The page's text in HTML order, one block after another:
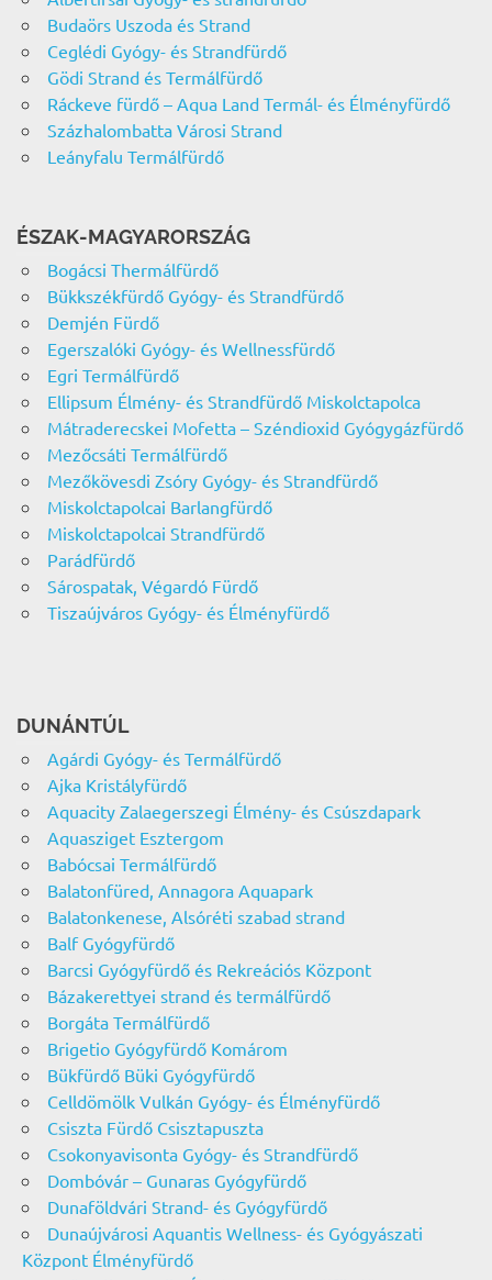
Budaörs Uszoda és Strand
Ceglédi Gyógy- és Strandfürdő
Gödi Strand és Termálfürdő
Ráckeve fürdő – Aqua Land Termál- és Élményfürdő
Százhalombatta Városi Strand
Leányfalu Termálfürdő
ÉSZAK-MAGYARORSZÁG
Bogácsi Thermálfürdő
Bükkszékfürdő Gyógy- és Strandfürdő
Demjén Fürdő
Egerszalóki Gyógy- és Wellnessfürdő
Egri Termálfürdő
Ellipsum Élmény- és Strandfürdő Miskolctapolca
Mátraderecskei Mofetta – Széndioxid Gyógygázfürdő
Mezőcsáti Termálfürdő
Mezőkövesdi Zsóry Gyógy- és Strandfürdő
Miskolctapolcai Barlangfürdő
Miskolctapolcai Strandfürdő
Parádfürdő
Sárospatak, Végardó Fürdő
Tiszaújváros Gyógy- és Élményfürdő
DUNÁNTÚL
Agárdi Gyógy- és Termálfürdő
Ajka Kristályfürdő
Aquacity Zalaegerszegi Élmény- és Csúszdapark
Aquasziget Esztergom
Babócsai Termálfürdő
Balatonfüred, Annagora Aquapark
Balatonkenese, Alsóréti szabad strand
Balf Gyógyfürdő
Barcsi Gyógyfürdő és Rekreációs Központ
Bázakerettyei strand és termálfürdő
Borgáta Termálfürdő
Brigetio Gyógyfürdő Komárom
Bükfürdő Büki Gyógyfürdő
Celldömölk Vulkán Gyógy- és Élményfürdő
Csiszta Fürdő Csisztapuszta
Csokonyavisonta Gyógy- és Strandfürdő
Dombóvár – Gunaras Gyógyfürdő
Dunaföldvári Strand- és Gyógyfürdő
Dunaújvárosi Aquantis Wellness- és Gyógyászati
Központ Élményfürdő